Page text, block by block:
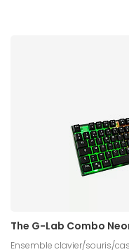
The G-Lab Combo
Ensemble clavier/souris/